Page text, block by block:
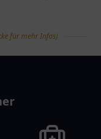
E-Auto-Fahrer!
für mehr Infos)